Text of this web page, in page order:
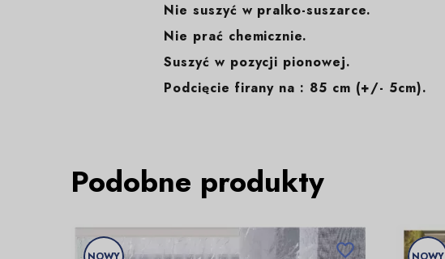
Nie suszyć w pralko-suszarce.
Nie prać chemicznie.
Suszyć w pozycji pionowej.
Podcięcie firany na : 85 cm (+/- 5cm).
Podobne produkty
